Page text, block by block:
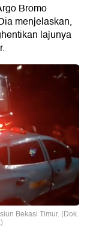
Bromo
menjelaskan,
lajunya
Bekasi Timur. (Dok.